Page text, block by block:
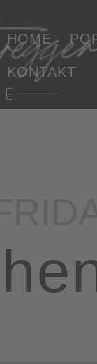
HOME
KONTAKT